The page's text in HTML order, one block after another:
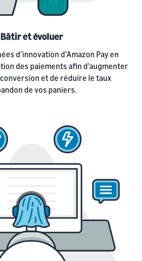
Bâtir et évoluer
d’innovation d’Amazon Pay en
des paiements afin d’augmenter
et de réduire le taux
de vos paniers.